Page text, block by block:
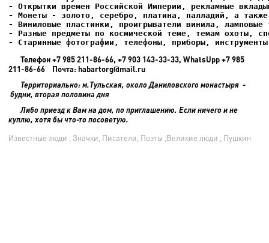
- Старинные фотографии, телефоны, приборы,
Телефон +7 985 211-86-66, +7 903 143-33-33, WhatsUpp +7 985
211-86-66 Почта: habartorg@mail.ru
Территориально: м.Тульская, около Даниловского монастыря -
будни, вторая половина дня
Либо приезд к Вам на дом, по приглашению. Если ничего и не
куплю, хотя бы что-то посоветую.
Известные люди , Значки, Писатели, Поэты ,Великие люди , Пушкин